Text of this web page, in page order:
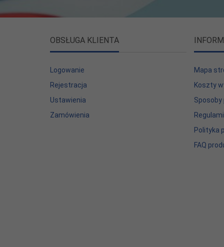
OBSŁUGA KLIENTA
Logowanie
Rejestracja
Ustawienia
Zamówienia
Mapa
Koszty
Sposoby
Polityka
FAQ